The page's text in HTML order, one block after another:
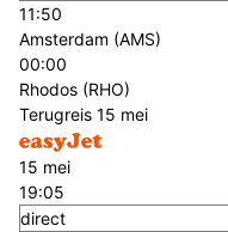
11:50
Amsterdam (AMS)
00:00
Rhodos (RHO)
Terugreis 15 mei
15 mei
19:05
direct